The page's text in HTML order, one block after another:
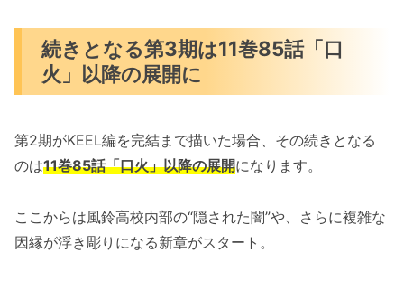
続きとなる第3期は11巻85話「口
火」以降の展開に
第2期がKEEL編を完結まで描いた場合、その続きとなる
のは11巻85話「口火」以降の展開になります。
ここからは風鈴高校内部の“隠された闇”や、さらに複雑な
因縁が浮き彫りになる新章がスタート。